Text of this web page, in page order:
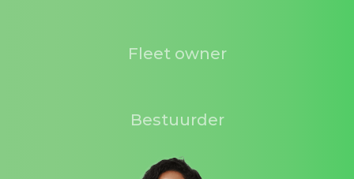
Fleet owner
Bestuurder